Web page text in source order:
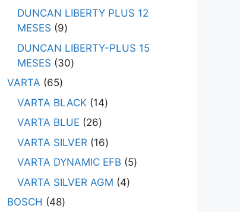
DUNCAN LIBERTY PLUS 12
MESES
9
DUNCAN LIBERTY-PLUS 15
MESES
30
VARTA
65
VARTA BLACK 14
VARTA BLUE
26
VARTA SILVER
16
VARTA DYNAMIC EFB
5
VARTA SILVER AGM
4
BOSCH
48